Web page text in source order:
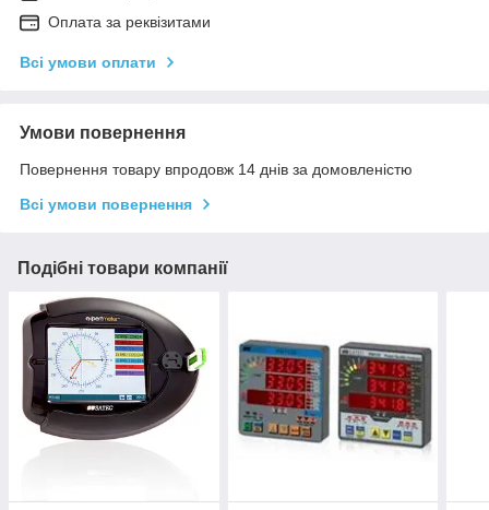
Оплата за реквізитами
Всі умови оплати
Умови повернення
Повернення товару впродовж 14 днів за домовленістю
Всі умови повернення
Подібні товари компанії